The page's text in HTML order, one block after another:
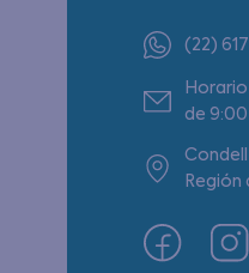
(22)
de 9:00
Región